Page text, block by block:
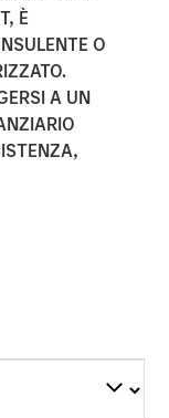
È
O
A UN
Private
or
and
financing was
vehicle